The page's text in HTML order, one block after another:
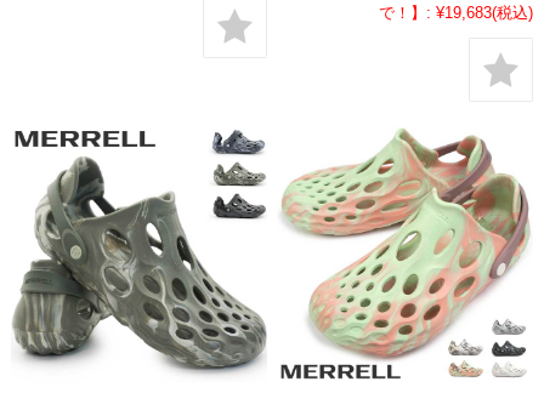
で！】: ¥19,683(税込)